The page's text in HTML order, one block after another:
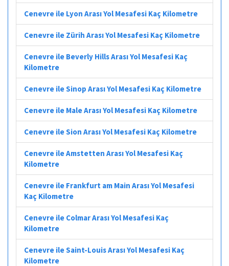
Cenevre ile Lyon Arası Yol Mesafesi Kaç Kilometre
Cenevre ile Zürih Arası Yol Mesafesi Kaç Kilometre
Cenevre ile Beverly Hills Arası Yol Mesafesi Kaç
Kilometre
Cenevre ile Sinop Arası Yol Mesafesi Kaç Kilometre
Cenevre ile Male Arası Yol Mesafesi Kaç Kilometre
Cenevre ile Sion Arası Yol Mesafesi Kaç Kilometre
Cenevre ile Amstetten Arası Yol Mesafesi Kaç
Kilometre
Cenevre ile Frankfurt am Main Arası Yol Mesafesi
Kaç Kilometre
Cenevre ile Colmar Arası Yol Mesafesi Kaç
Kilometre
Cenevre ile Saint-Louis Arası Yol Mesafesi Kaç
Kilometre